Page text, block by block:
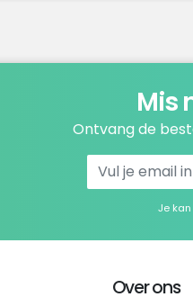
Mis
Ontvang de
Je
Over ons